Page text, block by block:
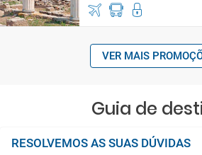
VER MAIS
Guia de
RESOLVEMOS AS SUAS DÚVIDAS